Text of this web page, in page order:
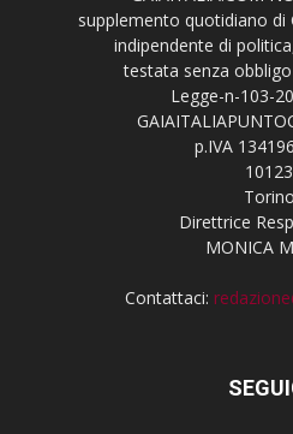
supplemento quotidiano di
indipendente di
testata senza
Legge-n-103-
p.IVA
10123
Torino
Direttrice
MONICA
Contattaci: